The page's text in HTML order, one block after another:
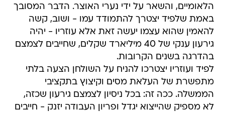
הלאומיים, והשאר על ידי נערי האוצר. הדבר המסובך
באמת שלפיד יצטרך להתמודד עמו - ושוב, קשה
להאמין שהוא עצמו יעשה זאת אלא עוזריו - יהיה
גירעון ענקי של 40 מיליארד שקלים, שחייבים לצמצם
בהדרגה בשנים הקרובות.
לפיד ועוזריו יצטרכו להניח על השולחן הצעה בלתי
מתפשרת של העלאת מסים וקיצוץ בתקציבי
הממשלה. ככה זה: בכל ניסיון לצמצם גירעון שכזה,
לא מספיק שהייצוא יגדל ופריון העבודה יזנק - חייבים